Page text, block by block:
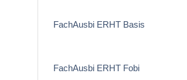
FachAusbi ERHT Basis
FachAusbi ERHT Fobi